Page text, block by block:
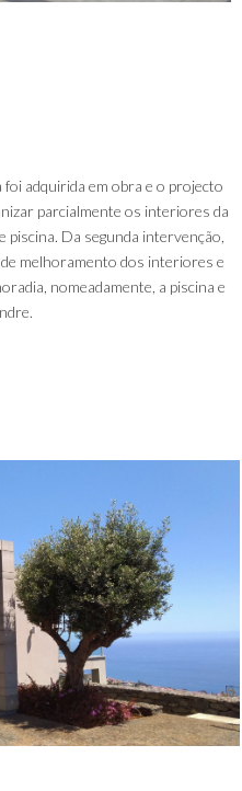
adquirida em obra e o projecto
parcialmente os interiores da
piscina. Da segunda intervenção,
melhoramento dos interiores e
nomeadamente, a piscina e